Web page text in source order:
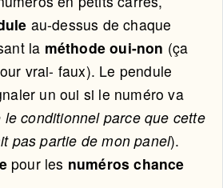
au-dessus de chaque
la méthode oui-non (ça
vrai- faux). Le pendule
un oui si le numéro va
le conditionnel parce que cette
pas partie de mon panel).
pour les numéros chance